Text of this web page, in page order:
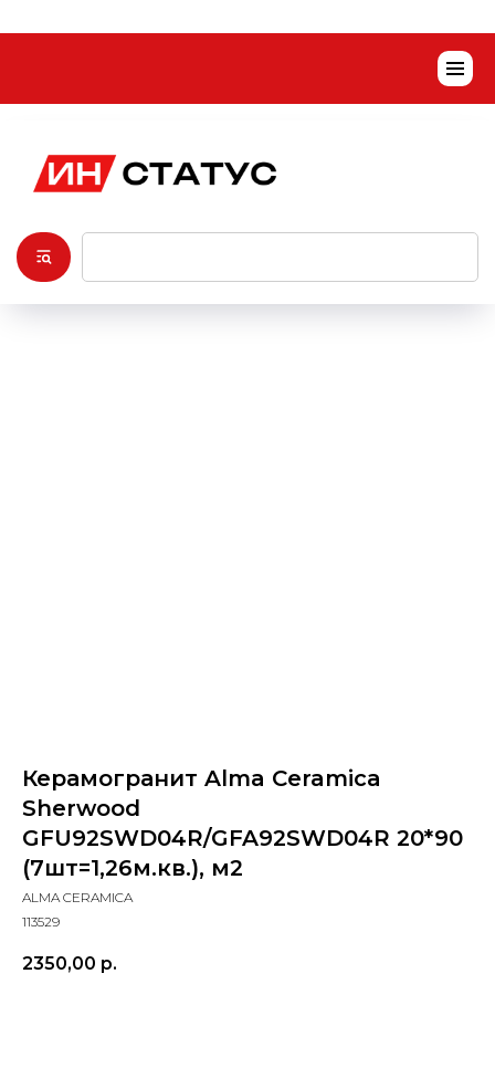
Керамогранит Alma Ceramica
Sherwood
GFU92SWD04R/GFA92SWD04R 20*90
(7шт=1,26м.кв.), м2
ALMA CERAMICA
113529
2350,00 р.